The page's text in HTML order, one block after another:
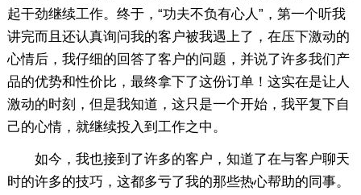
起干劲继续工作。终于，“功夫不负有心人”，第一个听我
讲完而且还认真询问我的客户被我遇上了，在压下激动的
心情后，我仔细的回答了客户的问题，并说了许多我们产
品的优势和性价比，最终拿下了这份订单！这实在是让人
激动的时刻，但是我知道，这只是一个开始，我平复下自
己的心情，就继续投入到工作之中。
如今，我也接到了许多的客户，知道了在与客户聊天
时的许多的技巧，这都多亏了我的那些热心帮助的同事。